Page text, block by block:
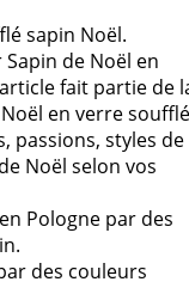
sapin Noël.
de Noël en
fait partie de
en verre
passions, styles de
Noël selon vos
Pologne par des
des couleurs